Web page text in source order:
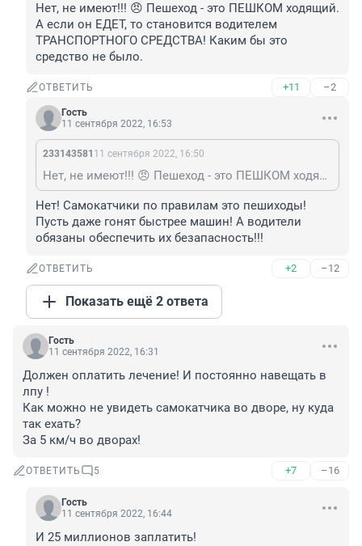
Нет, не имеют!!! 😠 Пешеход - это ПЕШКОМ ходящий.
А если он ЕДЕТ, то становится водителем
ТРАНСПОРТНОГО СРЕДСТВА! Каким бы это
средство не было.
ОТВЕТИТЬ +11 –2
Гость
11 сентября 2022, 16:53
233143581 11 сентября 2022, 16:50
Нет, не имеют!!! 😠 Пешеход - это ПЕШКОМ ходящий. А если он ЕДЕТ, то становится водителем ТРАНСПОРТНОГО СРЕДСТВА! Каким бы это средство не было.
Нет! Самокатчики по правилам это пешиходы!
Пусть даже гонят быстрее машин! А водители
обязаны обеспечить их безапасность!!!
ОТВЕТИТЬ +2 –12
Показать ещё 2 ответа
Гость
11 сентября 2022, 16:31
Должен оплатить лечение! И постоянно навещать в
лпу !
Как можно не увидеть самокатчика во дворе, ну куда
так ехать?
За 5 км/ч во дворах!
ОТВЕТИТЬ 5 +7 –16
Гость
11 сентября 2022, 16:44
И 25 миллионов заплатить!